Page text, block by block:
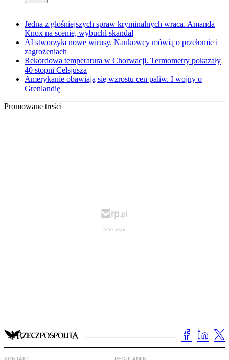
Jedna z głośniejszych spraw kryminalnych wraca. Amanda
Knox na scenie, wybuchł skandal
AI stworzyła nowe wirusy. Naukowcy mówią o przełomie i
zagrożeniach
Rekordowa temperatura w Chorwacji. Termometry pokazały
40 stopni Celsjusza
Amerykanie obawiają się wzrostu cen paliw. I wojny o
Grenlandię
Promowane treści